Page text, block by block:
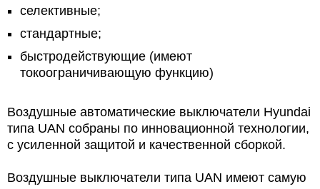
селективные;
стандартные;
быстродействующие (имеют
токоограничивающую функцию)
Воздушные автоматические выключатели Hyundai
типа UAN собраны по инновационной технологии,
с усиленной защитой и качественной сборкой.
Воздушные выключатели типа UAN имеют самую